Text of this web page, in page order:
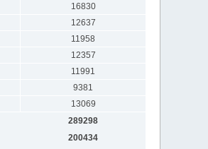
16830
12637
11958
12357
11991
9381
13069
289298
200434